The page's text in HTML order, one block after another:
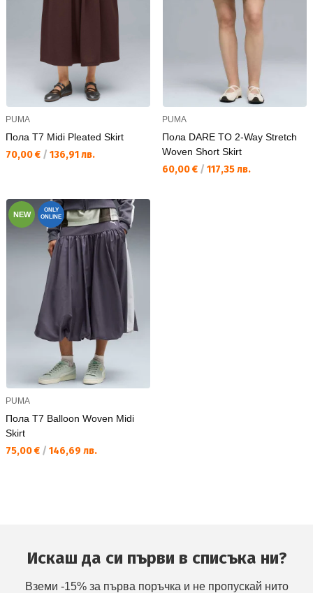
PUMA
Пола T7 Midi Pleated Skirt
Текуща цена:
70,00 € / 136,91 лв.
PUMA
Пола DARE TO 2-Way Stretch
Woven Short Skirt
Текуща цена:
60,00 € / 117,35 лв.
NEW
ONLY
ONLINE
PUMA
Пола T7 Balloon Woven Midi
Skirt
Текуща цена:
75,00 € / 146,69 лв.
Искаш да си първи в списъка ни?
Вземи -15% за първа поръчка и не пропускай нито